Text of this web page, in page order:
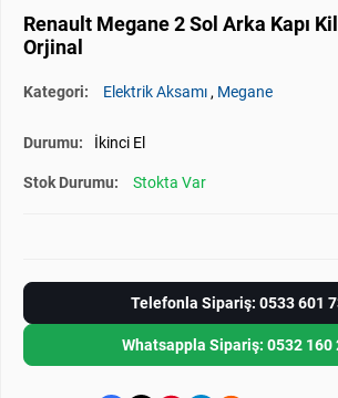
Renault Megane 2 Sol Arka Kapı
Orjinal
Kategori: Elektrik Aksamı , Megane
Durumu: İkinci El
Stok Durumu: Stokta Var
Telefonla Sipariş: 0533 601
Whatsappla Sipariş: 0532 160